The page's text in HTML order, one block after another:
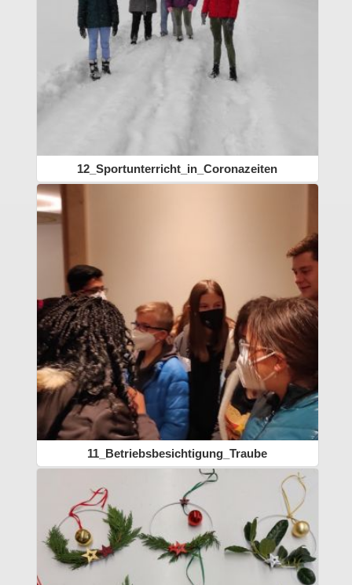
12_Sportunterricht_in_Coronazeiten
11_Betriebsbesichtigung_Traube